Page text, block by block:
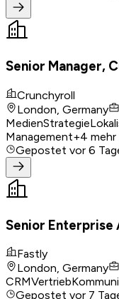
Senior Manager,
Crunchyroll
London, Germany
MedienStrategie
Management+4 mehr
Gepostet vor 6
Senior
Fastly
London, Germany
CRMVertrieb
Gepostet vor 7